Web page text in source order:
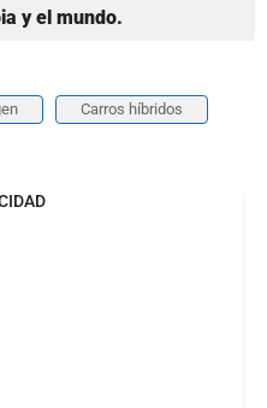
y el mundo.
Carros híbridos